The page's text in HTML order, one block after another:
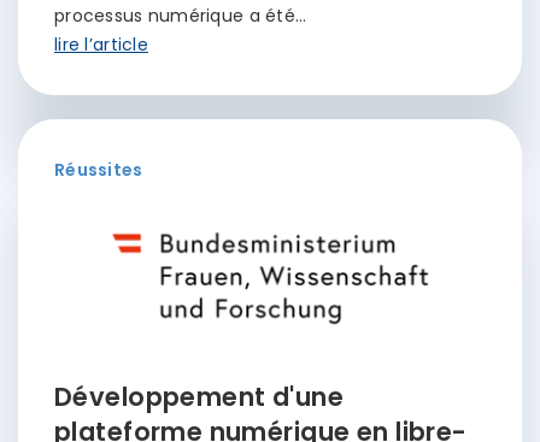
processus numérique a été…
lire l’article
Réussites
Développement d'une
plateforme numérique en libre-